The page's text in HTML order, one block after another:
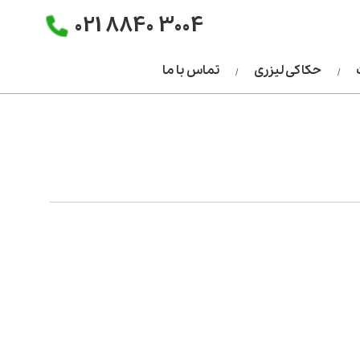
021 8840 3004
حکاکی لیزری تماس با ما